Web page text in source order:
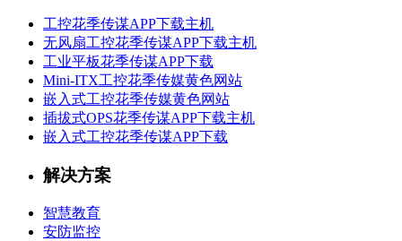
工控花季传谋APP下载主机
无风扇工控花季传谋APP下载主机
工业平板花季传谋APP下载
Mini-ITX工控花季传媒黄色网站
嵌入式工控花季传媒黄色网站
插拔式OPS花季传谋APP下载主机
嵌入式工控花季传谋APP下载
解决方案
智慧教育
安防监控